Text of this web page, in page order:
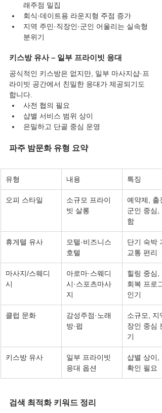
래주점 밀집
회식·데이트용 라운지형 주점 증가
지역 주민·직장인·군인 어울리는 실속형
분위기
키스방 유사 – 일부 프라이빗 응대
공식적인 키스방은 없지만, 일부 마사지샵·프
라이빗 공간에서 친밀한 응대가 제공되기도
합니다.
사전 협의 필요
샵별 서비스 범위 상이
은밀하고 단골 중심 운영
파주 밤문화 유형 요약
유형 내용 특징
오피 스타일
소규모 프라이
빗 살롱
예약제, 출
군인 중심,
함
휴게텔 유사
모텔·비즈니스
호텔
단기 숙박
교통 편리
마사지/스웨디
시
아로마·스웨디
시·스포츠마사
지
힐링 중심,
회복 프로
인기
클럽 문화
감성주점·노래
방·펍
소규모, 지
장인 중심
기
키스방 유사
일부 프라이빗
응대 옵션
샵별 상이,
확인 필요
검색 최적화 키워드 정리